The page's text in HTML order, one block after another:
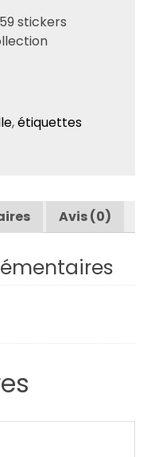
stickers
,étiquettes
Avis (0)